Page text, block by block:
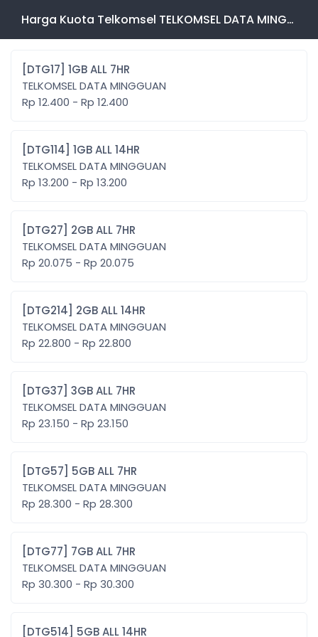
Harga Kuota Telkomsel TELKOMSEL DATA MINGGUAN
[DTG17] 1GB ALL 7HR
TELKOMSEL DATA MINGGUAN
Rp 12.400 - Rp 12.400
[DTG114] 1GB ALL 14HR
TELKOMSEL DATA MINGGUAN
Rp 13.200 - Rp 13.200
[DTG27] 2GB ALL 7HR
TELKOMSEL DATA MINGGUAN
Rp 20.075 - Rp 20.075
[DTG214] 2GB ALL 14HR
TELKOMSEL DATA MINGGUAN
Rp 22.800 - Rp 22.800
[DTG37] 3GB ALL 7HR
TELKOMSEL DATA MINGGUAN
Rp 23.150 - Rp 23.150
[DTG57] 5GB ALL 7HR
TELKOMSEL DATA MINGGUAN
Rp 28.300 - Rp 28.300
[DTG77] 7GB ALL 7HR
TELKOMSEL DATA MINGGUAN
Rp 30.300 - Rp 30.300
[DTG514] 5GB ALL 14HR